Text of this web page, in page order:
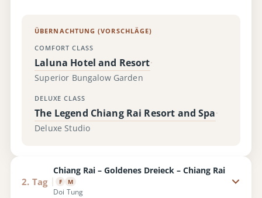
ÜBERNACHTUNG (VORSCHLÄGE)
COMFORT CLASS
Laluna Hotel and Resort·
Superior Bungalow Garden
DELUXE CLASS
The Legend Chiang Rai Resort and Spa·
Deluxe Studio
2. Tag
Chiang Rai – Goldenes Dreieck – Chiang Rai
F M
Doi Tung